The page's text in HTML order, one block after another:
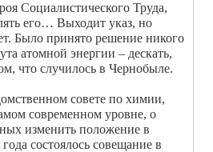
Социалистического Труда,
его… Выходит указ, но
Было принято решение никого
атомной энергии – дескать,
что случилось в Чернобыле.
совете по химии,
современном уровне, о
изменить положение в
состоялось совещание в